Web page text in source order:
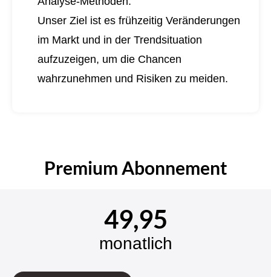
Unser Ziel ist es frühzeitig Veränderungen
im Markt und in der Trendsituation
aufzuzeigen, um die Chancen
wahrzunehmen und Risiken zu meiden.
Premium Abonnement
49,95
monatlich